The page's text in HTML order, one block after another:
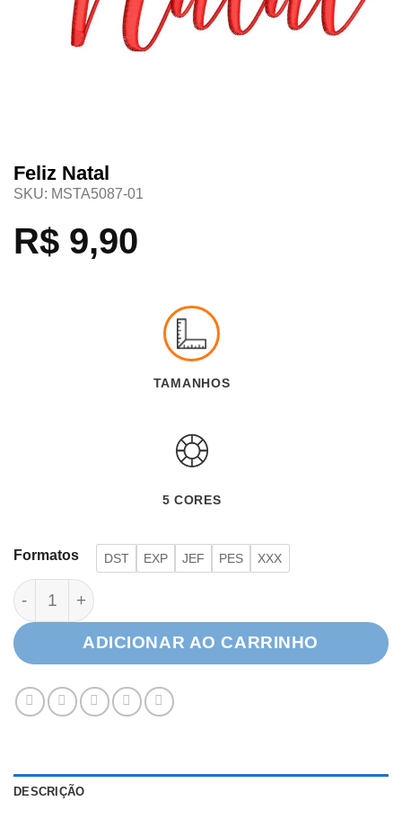
Feliz Natal
SKU: MSTA5087-01
R$ 9,90
TAMANHOS
5 CORES
Formatos DST EXP JEF PES XXX
Feliz Natal quantidade
ADICIONAR AO CARRINHO
DESCRIÇÃO